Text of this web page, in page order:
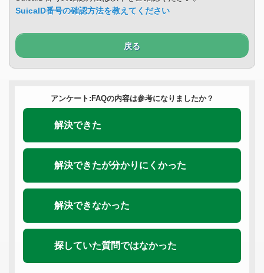
SuicaID番号の確認方法を教えてください
戻る
アンケート:FAQの内容は参考になりましたか？
解決できた
解決できたが分かりにくかった
解決できなかった
探していた質問ではなかった